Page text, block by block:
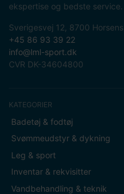
ekspertise og bedste service.
Sverigesvej 12, 8700 Horsens
+45 86 93 39 22
info@lml-sport.dk
CVR DK-34604800
KATEGORIER
Badetøj & fodtøj
Svømmeudstyr & dykning
Leg & sport
Inventar & rekvisitter
Vandbehandling & teknik